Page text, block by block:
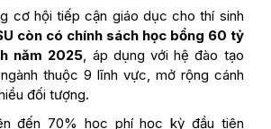
cơ hội tiếp cận giáo dục cho thí sinh
còn có chính sách học bổng 60 tỷ
năm 2025, áp dụng với hệ đào tạo
thuộc 9 lĩnh vực, mở rộng cánh
đối tượng.
đến 70% học phí học kỳ đầu tiên